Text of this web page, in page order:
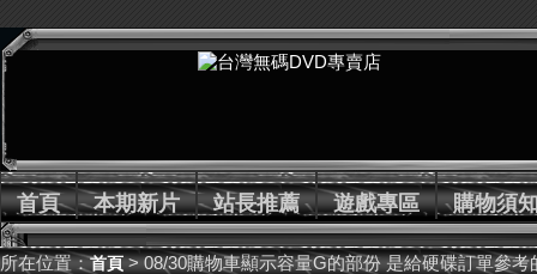
首頁 本期新片 站長推薦 遊戲專區 購物須
所在位置：首頁> 08/30購物車顯示容量G的部份 是給硬碟訂單參考